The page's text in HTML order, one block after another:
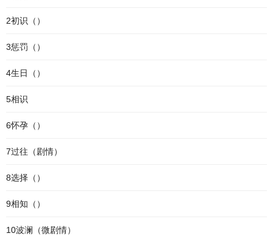
2初识（）
3惩罚（）
4生日（）
5相识
6怀孕（）
7过往（剧情）
8选择（）
9相知（）
10波澜（微剧情）